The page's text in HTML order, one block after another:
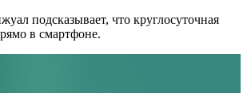
подсказывает, что круглосуточная
в смартфоне.